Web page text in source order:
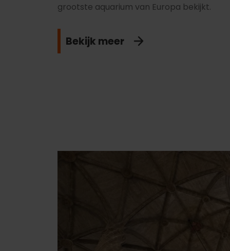
grootste aquarium van Europa bekijkt.
Bekijk meer